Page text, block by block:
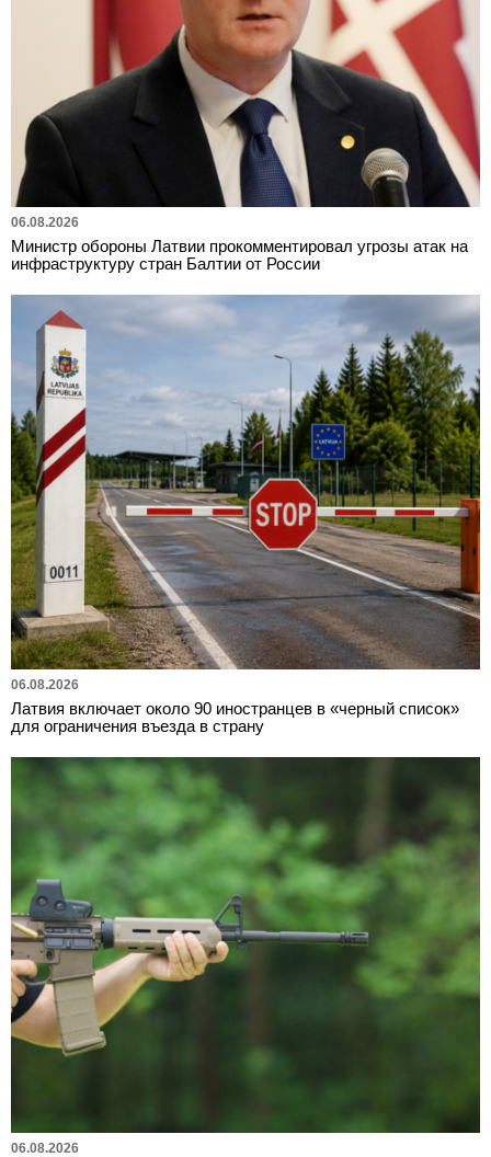
06.08.2026
Министр обороны Латвии прокомментировал угрозы атак на
инфраструктуру стран Балтии от России
06.08.2026
Латвия включает около 90 иностранцев в «черный список»
для ограничения въезда в страну
06.08.2026